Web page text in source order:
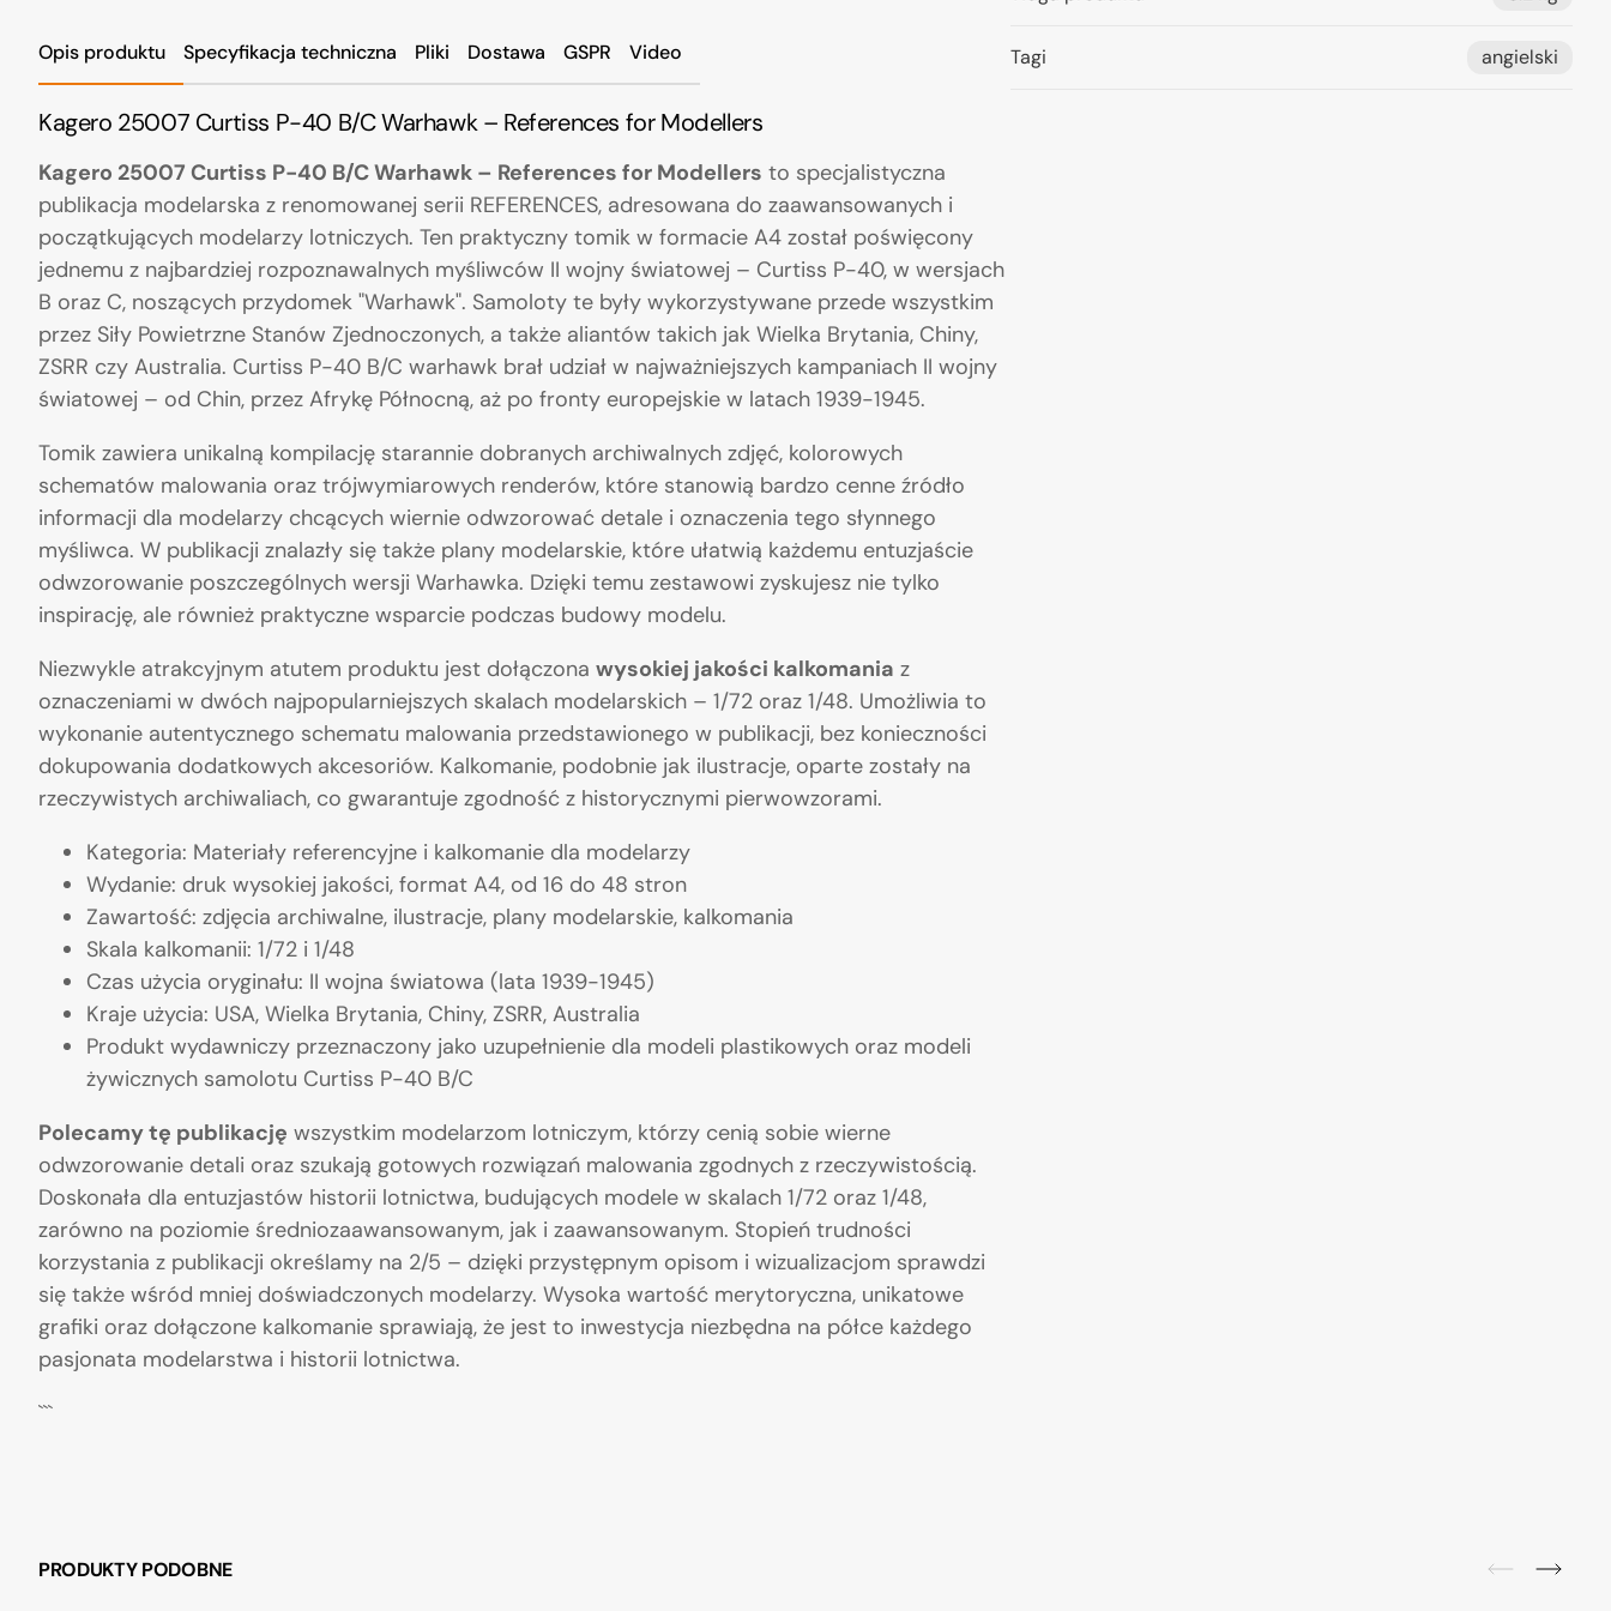
Opis produktu Specyfikacja techniczna Pliki Dostawa GSPR Video
Kagero 25007 Curtiss P-40 B/C Warhawk – References for Modellers
Kagero 25007 Curtiss P-40 B/C Warhawk – References for Modellers to specjalistyczna
publikacja modelarska z renomowanej serii REFERENCES, adresowana do zaawansowanych i
początkujących modelarzy lotniczych. Ten praktyczny tomik w formacie A4 został poświęcony
jednemu z najbardziej rozpoznawalnych myśliwców II wojny światowej – Curtiss P-40, w wersjach
B oraz C, noszących przydomek "Warhawk". Samoloty te były wykorzystywane przede wszystkim
przez Siły Powietrzne Stanów Zjednoczonych, a także aliantów takich jak Wielka Brytania, Chiny,
ZSRR czy Australia. Curtiss P-40 B/C warhawk brał udział w najważniejszych kampaniach II wojny
światowej – od Chin, przez Afrykę Północną, aż po fronty europejskie w latach 1939-1945.
Tomik zawiera unikalną kompilację starannie dobranych archiwalnych zdjęć, kolorowych
schematów malowania oraz trójwymiarowych renderów, które stanowią bardzo cenne źródło
informacji dla modelarzy chcących wiernie odwzorować detale i oznaczenia tego słynnego
myśliwca. W publikacji znalazły się także plany modelarskie, które ułatwią każdemu entuzjaście
odwzorowanie poszczególnych wersji Warhawka. Dzięki temu zestawowi zyskujesz nie tylko
inspirację, ale również praktyczne wsparcie podczas budowy modelu.
Niezwykle atrakcyjnym atutem produktu jest dołączona wysokiej jakości kalkomania z
oznaczeniami w dwóch najpopularniejszych skalach modelarskich – 1/72 oraz 1/48. Umożliwia to
wykonanie autentycznego schematu malowania przedstawionego w publikacji, bez konieczności
dokupowania dodatkowych akcesoriów. Kalkomanie, podobnie jak ilustracje, oparte zostały na
rzeczywistych archiwaliach, co gwarantuje zgodność z historycznymi pierwowzorami.
Kategoria: Materiały referencyjne i kalkomanie dla modelarzy
Wydanie: druk wysokiej jakości, format A4, od 16 do 48 stron
Zawartość: zdjęcia archiwalne, ilustracje, plany modelarskie, kalkomania
Skala kalkomanii: 1/72 i 1/48
Czas użycia oryginału: II wojna światowa (lata 1939-1945)
Kraje użycia: USA, Wielka Brytania, Chiny, ZSRR, Australia
Produkt wydawniczy przeznaczony jako uzupełnienie dla modeli plastikowych oraz modeli
żywicznych samolotu Curtiss P-40 B/C
Polecamy tę publikację wszystkim modelarzom lotniczym, którzy cenią sobie wierne
odwzorowanie detali oraz szukają gotowych rozwiązań malowania zgodnych z rzeczywistością.
Doskonała dla entuzjastów historii lotnictwa, budujących modele w skalach 1/72 oraz 1/48,
zarówno na poziomie średniozaawansowanym, jak i zaawansowanym. Stopień trudności
korzystania z publikacji określamy na 2/5 – dzięki przystępnym opisom i wizualizacjom sprawdzi
się także wśród mniej doświadczonych modelarzy. Wysoka wartość merytoryczna, unikatowe
grafiki oraz dołączone kalkomanie sprawiają, że jest to inwestycja niezbędna na półce każdego
pasjonata modelarstwa i historii lotnictwa.
```
Tagi angielski
PRODUKTY PODOBNE